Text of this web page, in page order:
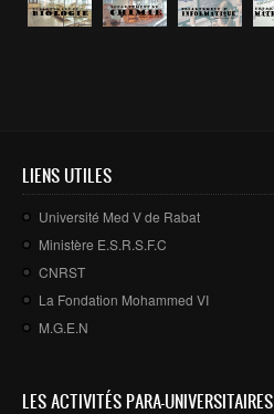
LIENS UTILES
Université Med V de Rabat
Ministère E.S.R.S.F.C
CNRST
La Fondation Mohammed VI
M.G.E.N
LES ACTIVITÉS PARA-UNIVERSITAIRES